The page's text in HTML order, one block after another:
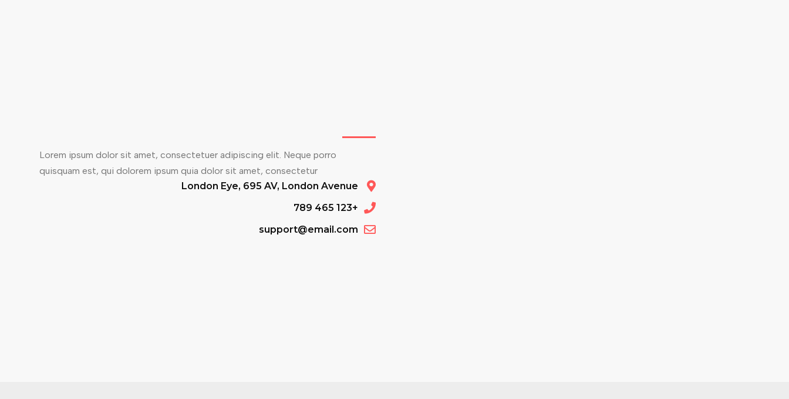
Lorem ipsum dolor sit amet, consectetuer adipiscing elit. Neque porro
quisquam est, qui dolorem ipsum quia dolor sit amet, consectetur
London Eye, 695 AV, London Avenue
+123 465 789
support@email.com